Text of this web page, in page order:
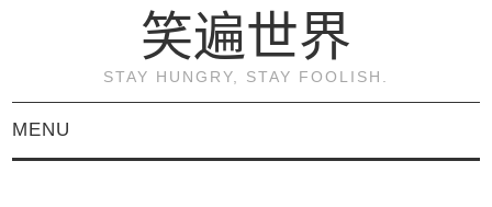
笑遍世界
STAY HUNGRY, STAY FOOLISH.
MENU